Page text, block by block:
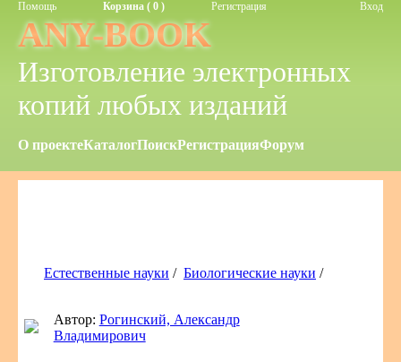
Помощь Корзина ( 0 ) Регистрация Вход
ANY-BOOK
Изготовление электронных
копий любых изданий
О проектеКаталогПоискРегистрацияФорум
Естественные науки / Биологические науки /
Автор: Рогинский, Александр
Владимирович